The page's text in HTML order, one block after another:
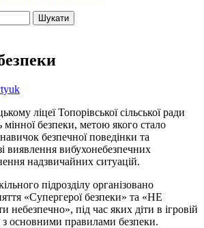
ліцеї Топорівської сільської ради
безпеки, метою якого стало
безпечної поведінки та
виявлення вибухонебезпечних
надзвичайних ситуацій.
підрозділу організовано
«Супергерої безпеки» та «НЕ
під час яких діти в ігровій
основними правилами безпеки.